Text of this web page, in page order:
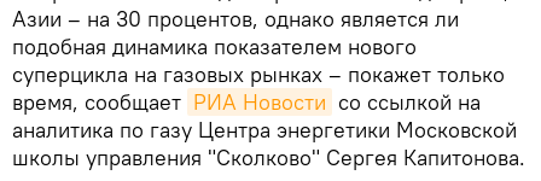
Азии – на 30 процентов, однако является ли
подобная динамика показателем нового
суперцикла на газовых рынках – покажет только
время, сообщает РИА Новости со ссылкой на
аналитика по газу Центра энергетики Московской
школы управления "Сколково" Сергея Капитонова.